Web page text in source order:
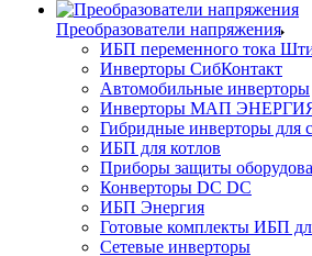
Преобразователи напряжения
ИБП переменного тока
Инверторы СибКонтакт
Автомобильные инверторы
Инверторы МАП
Гибридные инверторы для
ИБП для котлов
Приборы защиты
Конверторы DC DC
ИБП Энергия
Готовые комплекты ИБП
Сетевые инверторы